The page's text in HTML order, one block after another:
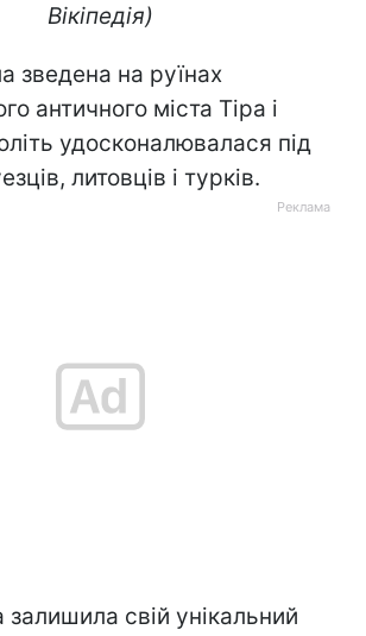
Вікіпедія)
зведена на руїнах
античного міста Тіра і
удосконалювалася під
литовців і турків.
свій унікальний